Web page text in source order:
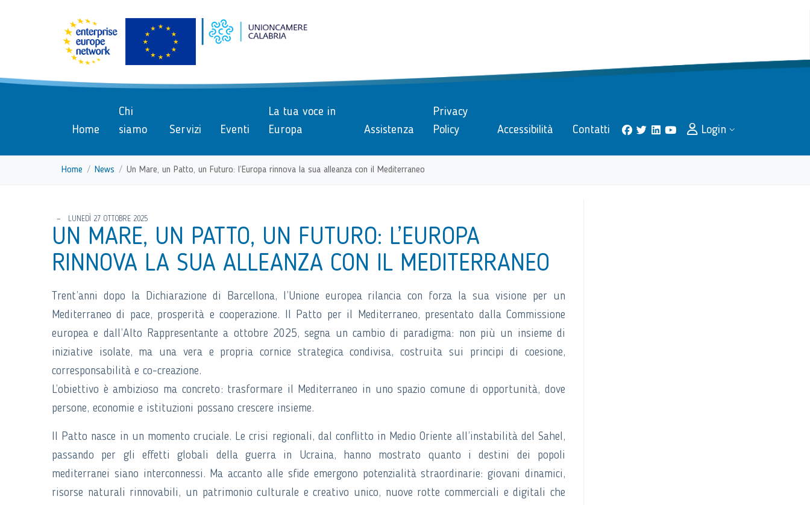
Vai ai contenuti
Menu di navigazione
Home
Chi
siamo
Servizi Eventi
La tua voce in
Europa
Assistenza
Privacy
Policy
Accessibilità Contatti Login
Home News Un Mare, un Patto, un Futuro: l’Europa rinnova la sua alleanza con il Mediterraneo
LUNEDÌ 27 OTTOBRE 2025
UN MARE, UN PATTO, UN FUTURO: L’EUROPA
RINNOVA LA SUA ALLEANZA CON IL MEDITERRANEO
Trent’anni dopo la Dichiarazione di Barcellona, l’Unione europea rilancia con forza la sua visione per un
Mediterraneo di pace, prosperità e cooperazione. Il Patto per il Mediterraneo, presentato dalla Commissione
europea e dall’Alto Rappresentante a ottobre 2025, segna un cambio di paradigma: non più un insieme di
iniziative isolate, ma una vera e propria cornice strategica condivisa, costruita sui principi di coesione,
corresponsabilità e co-creazione.
L’obiettivo è ambizioso ma concreto: trasformare il Mediterraneo in uno spazio comune di opportunità, dove
persone, economie e istituzioni possano crescere insieme.
Il Patto nasce in un momento cruciale. Le crisi regionali, dal conflitto in Medio Oriente all’instabilità del Sahel,
passando per gli effetti globali della guerra in Ucraina, hanno mostrato quanto i destini dei popoli
mediterranei siano interconnessi. Ma accanto alle sfide emergono potenzialità straordinarie: giovani dinamici,
risorse naturali rinnovabili, un patrimonio culturale e creativo unico, nuove rotte commerciali e digitali che